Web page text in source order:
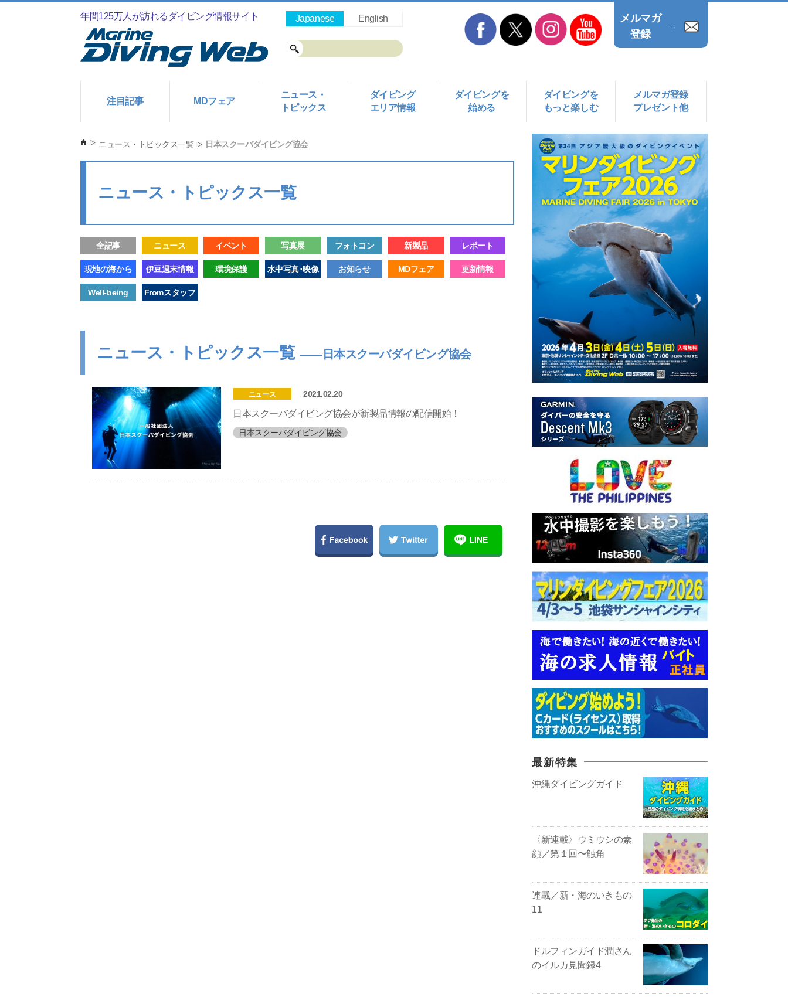
年間125万人が訪れるダイビング情報サイト
注目記事 MDフェア
ニュース・
トピックス
ダイビング
エリア情報
ダイビングを
始める
ダイビングを
もっと楽しむ
メルマガ登録
プレゼント他
メルマガ
登録
→
Japanese English
ニュース・トピックス一覧 日本スクーバダイビング協会
ニュース・トピックス一覧
全記事 ニュース イベント 写真展 フォトコン 新製品 レポート
現地の海から 伊豆週末情報 環境保護 水中写真･映像 お知らせ MDフェア 更新情報
Well-being Fromスタッフ
ニュース・トピックス一覧 ――日本スクーバダイビング協会
ニュース 2021.02.20
日本スクーバダイビング協会が新製品情報の配信開始！
日本スクーバダイビング協会
最新特集
沖縄ダイビングガイド
〈新連載〉ウミウシの素
顔／第１回〜触角
連載／新・海のいきもの
11
ドルフィンガイド潤さん
のイルカ見聞録4